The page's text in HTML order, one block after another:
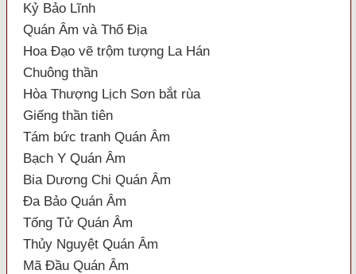
Kỷ Bảo Lĩnh
Quán Âm và Thổ Địa
Hoa Đạo vẽ trộm tượng La Hán
Chuông thần
Hòa Thượng Lịch Sơn bắt rùa
Giếng thần tiên
Tám bức tranh Quán Âm
Bạch Y Quán Âm
Bia Dương Chi Quán Âm
Đa Bảo Quán Âm
Tống Tử Quán Âm
Thủy Nguyệt Quán Âm
Mã Đầu Quán Âm